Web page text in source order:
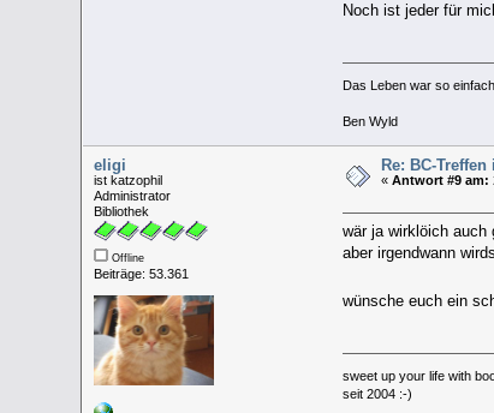
Noch ist jeder für
Das Leben war so
Ben Wyld
eligi
ist katzophil
Administrator
Bibliothek
Offline
Beiträge: 53.361
Re: BC-
«Antwort #9 am:
wär ja wirklöich auch
aber irgendwann
wünsche euch ein
sweet up your life with
seit 2004 :-)